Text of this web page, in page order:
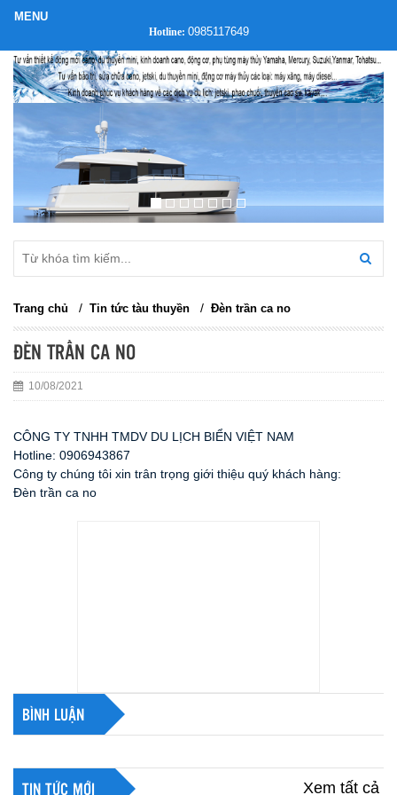
Hotline: 0985117649
Trang chủ / Tin tức tàu thuyền / Đèn trần ca no
ĐÈN TRẦN CA NO
10/08/2021
CÔNG TY TNHH TMDV DU LỊCH BIỂN VIỆT NAM
Hotline: 0906943867
Công ty chúng tôi xin trân trọng giới thiệu quý khách hàng:
Đèn trần ca no
BÌNH LUẬN
TIN TỨC MỚI Xem tất cả